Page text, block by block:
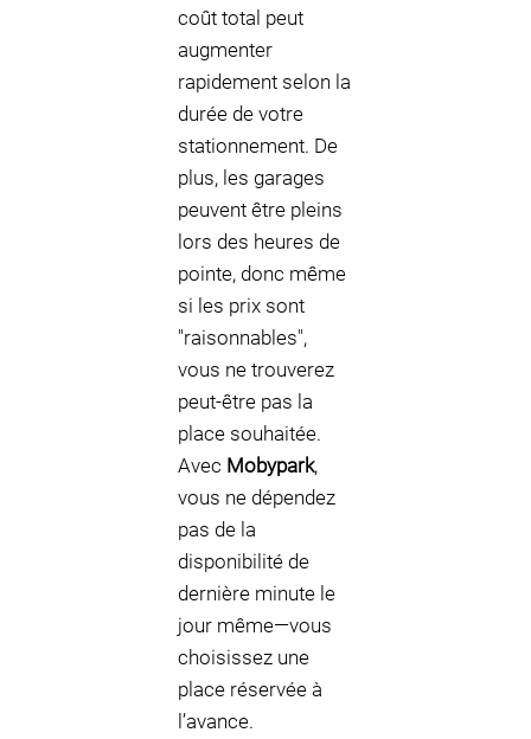
coût total peut
augmenter
rapidement selon la
durée de votre
stationnement. De
plus, les garages
peuvent être pleins
lors des heures de
pointe, donc même
si les prix sont
"raisonnables",
vous ne trouverez
peut-être pas la
place souhaitée.
Avec Mobypark,
vous ne dépendez
pas de la
disponibilité de
dernière minute le
jour même—vous
choisissez une
place réservée à
l’avance.